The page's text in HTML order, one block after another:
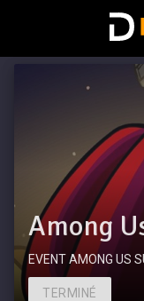
Among
EVENT AMONG US
TERMINÉ